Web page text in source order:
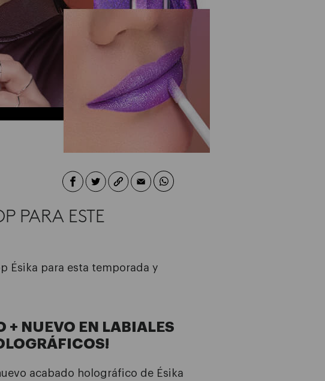
PARA ESTE
Ésika para esta temporada y
+ NUEVO EN LABIALES
acabado holográfico de Ésika